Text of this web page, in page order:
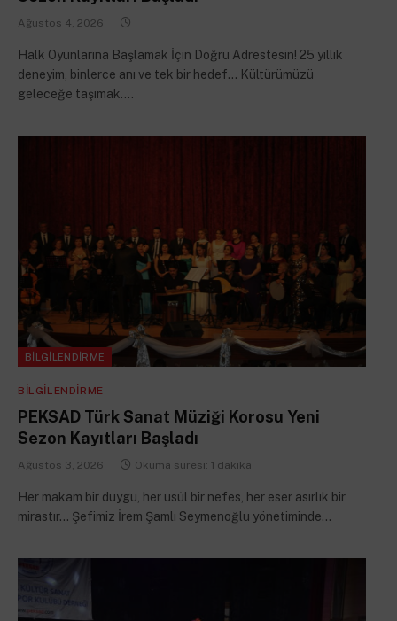
Ağustos 4, 2026
Halk Oyunlarına Başlamak İçin Doğru Adrestesin! 25 yıllık
deneyim, binlerce anı ve tek bir hedef… Kültürümüzü
geleceğe taşımak.…
BILGILENDIRME
BILGILENDIRME
PEKSAD Türk Sanat Müziği Korosu Yeni
Sezon Kayıtları Başladı
Ağustos 3, 2026 Okuma süresi: 1 dakika
Her makam bir duygu, her usûl bir nefes, her eser asırlık bir
mirastır… Şefimiz İrem Şamlı Seymenoğlu yönetiminde…